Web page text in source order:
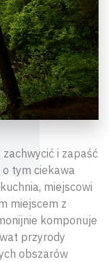
i zapaść
o tym ciekawa
miejscowi
miejscem z
komponuje
przyrody
obszarów